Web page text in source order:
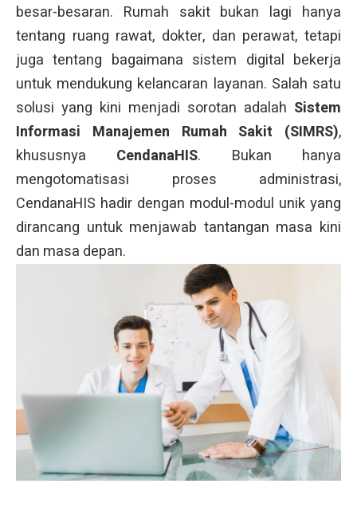
besar-besaran. Rumah sakit bukan lagi hanya
tentang ruang rawat, dokter, dan perawat, tetapi
juga tentang bagaimana sistem digital bekerja
untuk mendukung kelancaran layanan. Salah satu
solusi yang kini menjadi sorotan adalah Sistem
Informasi Manajemen Rumah Sakit (SIMRS),
khususnya CendanaHIS. Bukan hanya
mengotomatisasi proses administrasi,
CendanaHIS hadir dengan modul-modul unik yang
dirancang untuk menjawab tantangan masa kini
dan masa depan.